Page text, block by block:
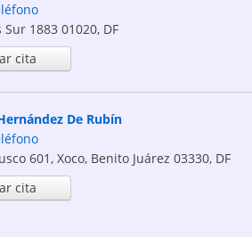
Sur 1883 01020, DF
cita
De Rubín
601, Xoco, Benito Juárez 03330, DF
cita